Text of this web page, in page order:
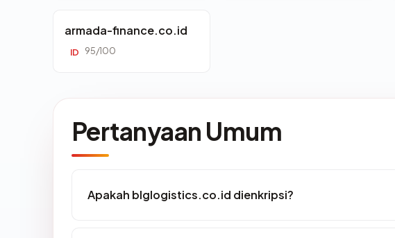
armada-finance.co.id
ID 95/100
Pertanyaan Umum
Apakah blglogistics.co.id dienkripsi?